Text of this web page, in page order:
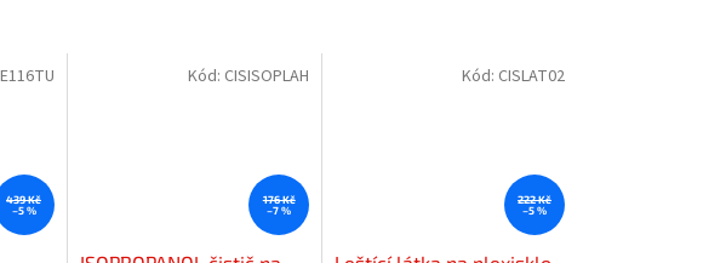
439 Kč
–5 %
176 Kč
–7 %
Kód: CISISOPLAH
222 Kč
–5 %
Kód: CISLAT02